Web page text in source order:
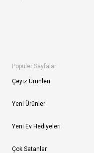
Popüler Sayfalar
Çeyiz Ürünleri
Yeni Ürünler
Yeni Ev Hediyeleri
Çok Satanlar